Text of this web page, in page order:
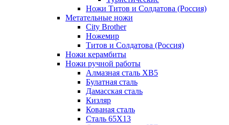
Ножи Титов и Солдатова (Россия)
Метательные ножи
City Brother
Ножемир
Титов и Солдатова (Россия)
Ножи керамбиты
Ножи ручной работы
Алмазная сталь ХВ5
Булатная сталь
Дамасская сталь
Кизляр
Кованая сталь
Сталь 65Х13